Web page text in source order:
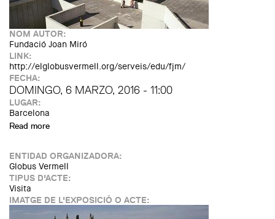
NOM AUTOR:
Fundació Joan Miró
LINK:
http://elglobusvermell.org/serveis/edu/fjm/
FECHA:
DOMINGO, 6 MARZO, 2016 - 11:00
LUGAR:
Barcelona
Read more
ENTIDAD ORGANIZADORA:
Globus Vermell
TIPUS D'ACTE:
Visita
IMATGE DE L'EXPOSICIÓ O ACTE: